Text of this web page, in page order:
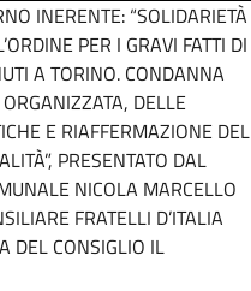
INERENTE: “SOLIDARIETÀ
PER I GRAVI FATTI DI
A TORINO. CONDANNA
DELLE
E RIAFFERMAZIONE DEL
PRESENTATO DAL
NICOLA MARCELLO
FRATELLI D’ITALIA
DEL CONSIGLIO IL